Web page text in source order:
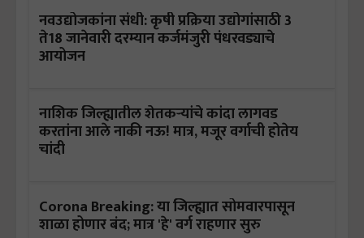
नवउद्योजकांना संधी: कृषी प्रक्रिया उद्योगांसाठी 3
ते18 जानेवारी दरम्यान कर्जमंजुरी पंधरवड्याचे
आयोजन
नाशिक जिल्ह्यातील शेतकऱ्यांचे कांदा लागवड
करतांना आले नाकी नऊ! मात्र, मजूर वर्गाची होतेय
चांदी
Corona Breaking: या जिल्ह्यात सोमवारपासून
शाळा होणार बंद; मात्र 'हे' वर्ग राहणार सुरु